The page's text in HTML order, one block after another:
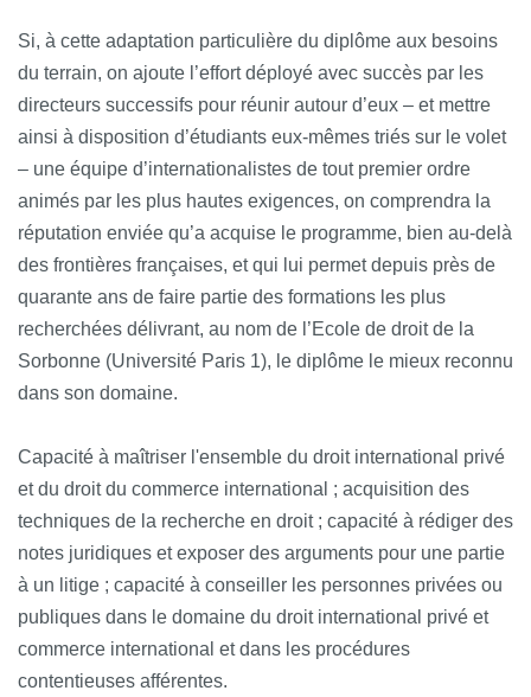
Si, à cette adaptation particulière du diplôme aux besoins
du terrain, on ajoute l’effort déployé avec succès par les
directeurs successifs pour réunir autour d’eux – et mettre
ainsi à disposition d’étudiants eux-mêmes triés sur le volet
– une équipe d’internationalistes de tout premier ordre
animés par les plus hautes exigences, on comprendra la
réputation enviée qu’a acquise le programme, bien au-delà
des frontières françaises, et qui lui permet depuis près de
quarante ans de faire partie des formations les plus
recherchées délivrant, au nom de l’Ecole de droit de la
Sorbonne (Université Paris 1), le diplôme le mieux reconnu
dans son domaine.
Capacité à maîtriser l'ensemble du droit international privé
et du droit du commerce international ; acquisition des
techniques de la recherche en droit ; capacité à rédiger des
notes juridiques et exposer des arguments pour une partie
à un litige ; capacité à conseiller les personnes privées ou
publiques dans le domaine du droit international privé et
commerce international et dans les procédures
contentieuses afférentes.